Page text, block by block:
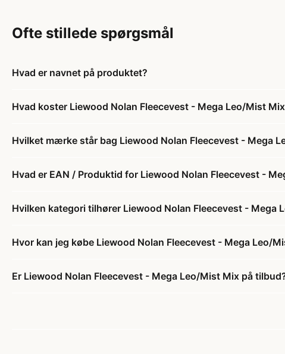
Ofte stillede spørgsmål
Hvad er navnet på produktet?
Hvad koster Liewood Nolan Fleecevest - Mega Leo/Mist
Hvilket mærke står bag Liewood Nolan Fleecevest - Mega
Hvad er EAN / Produktid for Liewood Nolan Fleecevest -
Hvilken kategori tilhører Liewood Nolan Fleecevest - Mega
Hvor kan jeg købe Liewood Nolan Fleecevest - Mega Leo/
Er Liewood Nolan Fleecevest - Mega Leo/Mist Mix på